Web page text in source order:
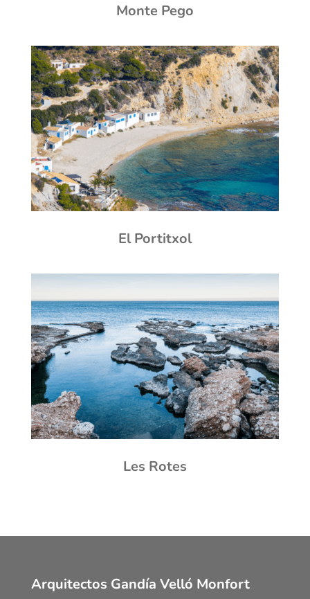
Monte Pego
El Portitxol
Les Rotes
Arquitectos Gandía Velló Monfort